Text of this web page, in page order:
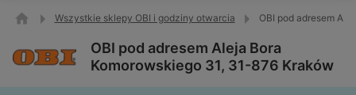
Wszystkie sklepy OBI i godziny otwarcia OBI pod adresem
OBI pod adresem Aleja Bora
Komorowskiego 31, 31-876 Kraków